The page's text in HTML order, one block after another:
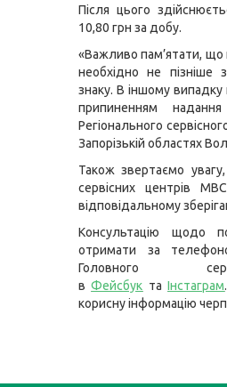
Після цього
10,80 грн за добу.
«Важливо пам’ятати, що
необхідно не пізніше
знаку. В іншому
припиненням надання
Регіонального
Запорізькій областях
Також звертаємо
сервісних центрів
відповідальному
Консультацію щодо
отримати за
Головного
вФейсбук таІнстаграм
корисну інформацію